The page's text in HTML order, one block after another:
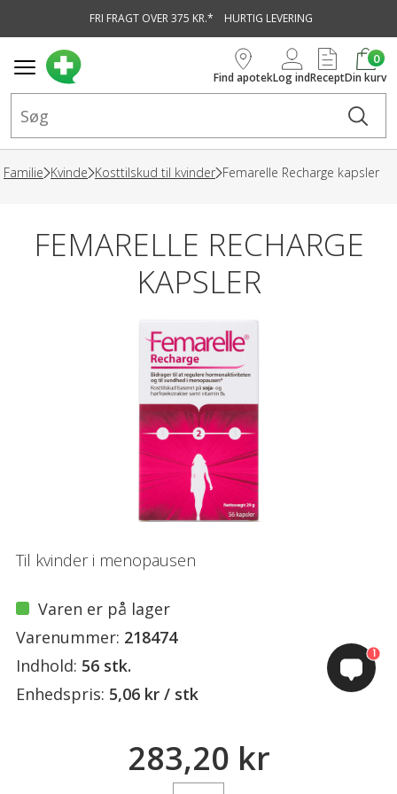
FRI FRAGT OVER 375 KR.* HURTIG LEVERING
Find apotekLog indRecept
0
Din kurv
Familie Kvinde Kosttilskud til kvinder Femarelle Recharge kapsler
FEMARELLE RECHARGE
KAPSLER
Til kvinder i menopausen
Varen er på lager
Varenummer: 218474
Indhold: 56 stk.
Enhedspris: 5,06 kr / stk
283,20 kr
1